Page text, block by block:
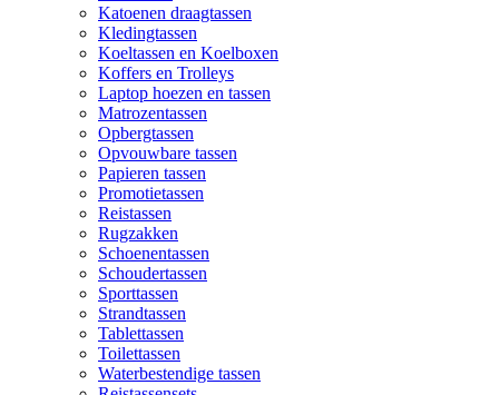
Katoenen draagtassen
Kledingtassen
Koeltassen en Koelboxen
Koffers en Trolleys
Laptop hoezen en tassen
Matrozentassen
Opbergtassen
Opvouwbare tassen
Papieren tassen
Promotietassen
Reistassen
Rugzakken
Schoenentassen
Schoudertassen
Sporttassen
Strandtassen
Tablettassen
Toilettassen
Waterbestendige tassen